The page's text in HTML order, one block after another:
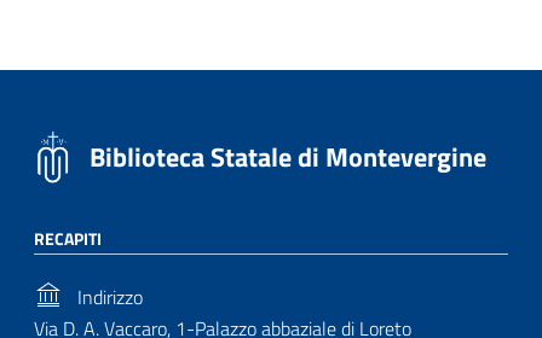
Biblioteca Statale di Montevergine
RECAPITI
Indirizzo
Via D. A. Vaccaro, 1-Palazzo abbaziale di Loreto